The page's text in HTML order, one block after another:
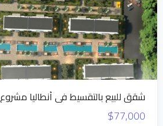
شقق للبيع بالتقسيط في أنطاليا مشروع MANOR DUACI
$77,000